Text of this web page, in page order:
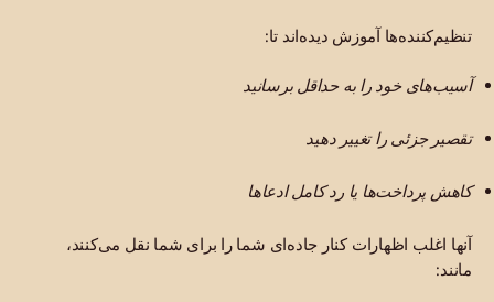
تنظیم‌کننده‌ها آموزش دیده‌اند تا:
آسیب‌های خود را به حداقل برسانید
تقصیر جزئی را تغییر دهید
کاهش پرداخت‌ها یا رد کامل ادعاها
آنها اغلب اظهارات کنار جاده‌ای شما را برای شما نقل می‌کنند،
مانند: